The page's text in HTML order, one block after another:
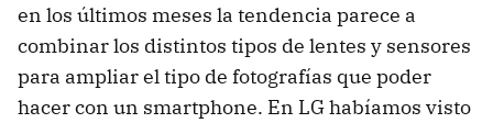
en los últimos meses la tendencia parece a
combinar los distintos tipos de lentes y sensores
para ampliar el tipo de fotografías que poder
hacer con un smartphone. En LG habíamos visto